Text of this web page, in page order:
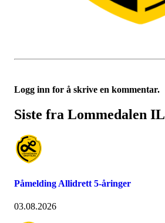
Logg inn for å skrive en kommentar.
Siste fra Lommedalen IL
Påmelding Allidrett 5-åringer
03.08.2026